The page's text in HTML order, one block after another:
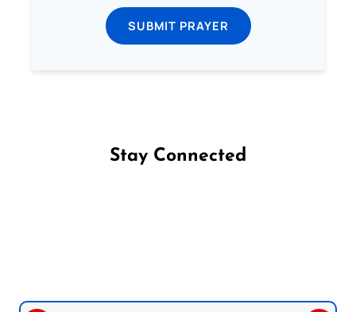
SUBMIT PRAYER
Stay Connected